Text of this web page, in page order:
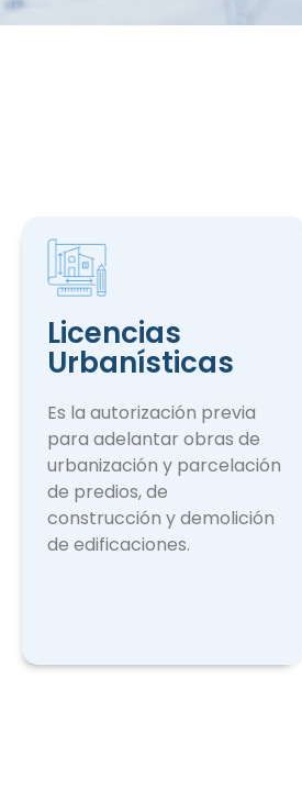
de
Licencias
Urbanísticas
Es la autorización previa
para adelantar obras de
urbanización y parcelación
de predios, de
construcción y demolición
de edificaciones.